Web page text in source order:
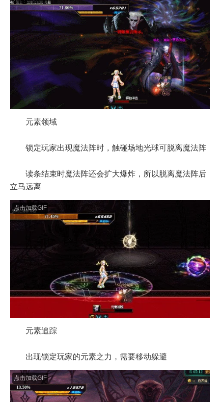
元素领域
锁定玩家出现魔法阵时，触碰场地光球可脱离魔法阵
读条结束时魔法阵还会扩大爆炸，所以脱离魔法阵后
立马远离
点击加载GIF
元素追踪
出现锁定玩家的元素之力，需要移动躲避
点击加载GIF